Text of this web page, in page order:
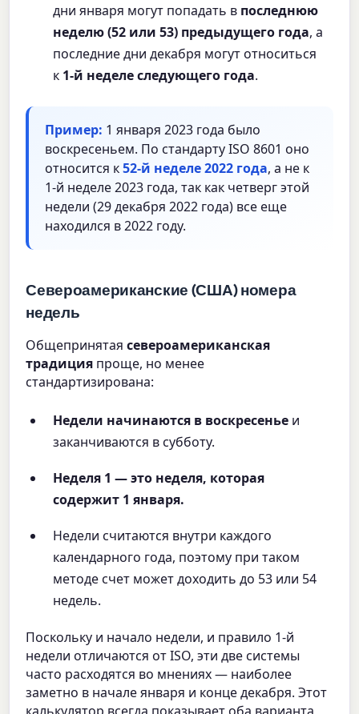
дни января могут попадать в последнюю
неделю (52 или 53) предыдущего года, а
последние дни декабря могут относиться
к 1-й неделе следующего года.
Пример: 1 января 2023 года было
воскресеньем. По стандарту ISO 8601 оно
относится к52-й неделе 2022 года, а не к
1-й неделе 2023 года, так как четверг этой
недели (29 декабря 2022 года) все еще
находился в 2022 году.
Североамериканские (США) номера
недель
Общепринятаясевероамериканская
традиция проще, но менее
стандартизирована:
Недели начинаются в воскресенье и
заканчиваются в субботу.
Неделя 1 — это неделя, которая
содержит 1 января.
Недели считаются внутри каждого
календарного года, поэтому при таком
методе счет может доходить до 53 или 54
недель.
Поскольку и начало недели, и правило 1-й
недели отличаются от ISO, эти две системы
часто расходятся во мнениях — наиболее
заметно в начале января и конце декабря. Этот
калькулятор всегда показывает оба варианта,